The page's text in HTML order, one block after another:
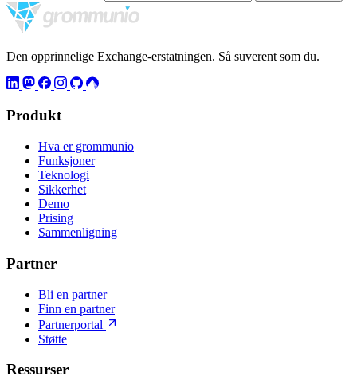
Den opprinnelige Exchange-erstatningen. Så suverent som du.
Produkt
Hva er grommunio
Funksjoner
Teknologi
Sikkerhet
Demo
Prising
Sammenligning
Partner
Bli en partner
Finn en partner
Partnerportal
Støtte
Ressurser